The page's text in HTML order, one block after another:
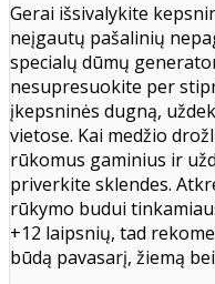
Gerai išsivalykite
neįgautų pašalinių
specialų dūmų
nesupresuokite per
įkepsninės dugną,
vietose. Kai medžio
rūkomus gaminius ir
priverkite sklendes.
rūkymo budui
+12 laipsnių, tad
būdą pavasarį, žiemą